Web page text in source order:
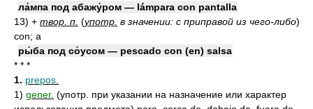
ла́мпа под абажу́ром — lámpara con pantalla
13) + твор. п. (употр. в значении: с приправой из чего-либо)
con; a
ры́ба под со́усом — pescado con (en) salsa
* * *
1. prepos.
1) gener. (употр. при указании на назначение или характер